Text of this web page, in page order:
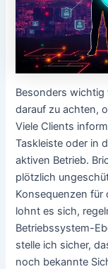
Besonders wichtig
darauf zu achten,
Viele Clients
Taskleiste oder in
aktiven Betrieb.
plötzlich
Konsequenzen für
lohnt es sich,
Betriebssystem-
stelle ich sicher,
noch bekannte